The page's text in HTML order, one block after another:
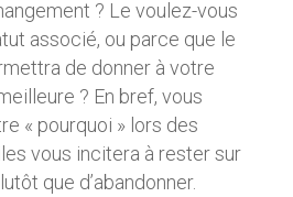
? Le voulez-vous
associé, ou parce que le
de donner à votre
? En bref, vous
« pourquoi » lors des
vous incitera à rester sur
que d’abandonner.